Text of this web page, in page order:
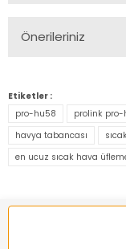
Önerileriniz
konularda yetersiz
kullanarak
Görüş ve
Ürün bilgilerinde
Etiketler :
pro-hu58
prolink pro-
havya tabancası
en ucuz sıcak hava